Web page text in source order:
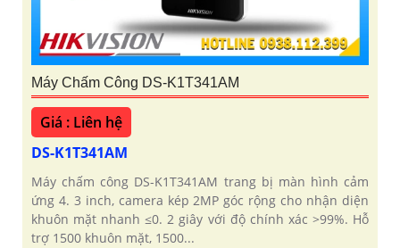
Máy Chấm Công DS-K1T341AM
Giá : Liên hệ
DS-K1T341AM
Máy chấm công DS-K1T341AM trang bị màn hình cảm
ứng 4. 3 inch, camera kép 2MP góc rộng cho nhận diện
khuôn mặt nhanh ≤0. 2 giây với độ chính xác >99%. Hỗ
trợ 1500 khuôn mặt, 1500...